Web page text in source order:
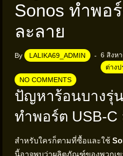
Sonos ทำพอ
ละลาย
By LALIKA69_ADMIN
6 สิงห
ต่างป
NO COMMENTS
ปัญหาร้อนบางรุ่
ทำพอร์ต USB-C
สำหรับใครก็ตามที่ซื้อและใช้
นี้อาจพบว่าผลิตภัณฑ์ของพวกเข